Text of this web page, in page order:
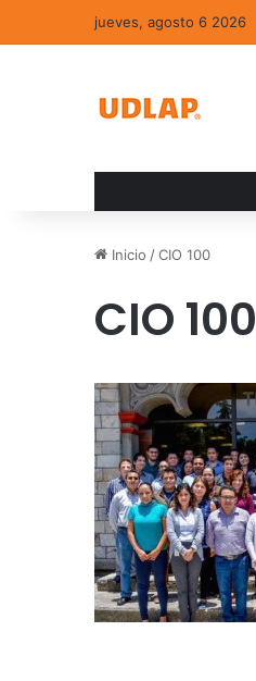
jueves, agosto 6 2026
Inicio /CIO 100
CIO 100